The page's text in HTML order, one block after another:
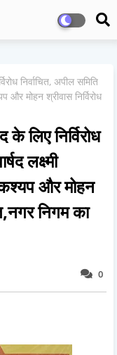
निर्वाचित, अपील समिति
और मोहन श्रीवास निर्विरोध
लिए निर्विरोध
लक्ष्मी
कश्यप और मोहन
निगम का
0